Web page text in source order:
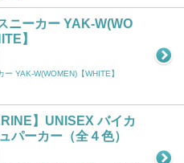
ニーカー YAK-W(WO
】
ー YAK-W(WOMEN)【WHITE】
】UNISEX バイカ
パーカー（全４色）